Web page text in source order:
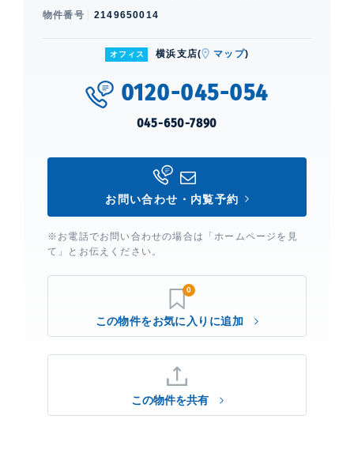
物件番号 2149650014
オフィス 横浜支店( マップ)
0120-045-054
045-650-7890
お問い合わせ・内覧予約
※お電話でお問い合わせの場合は「ホームページを見
て」とお伝えください。
0
この物件を共有